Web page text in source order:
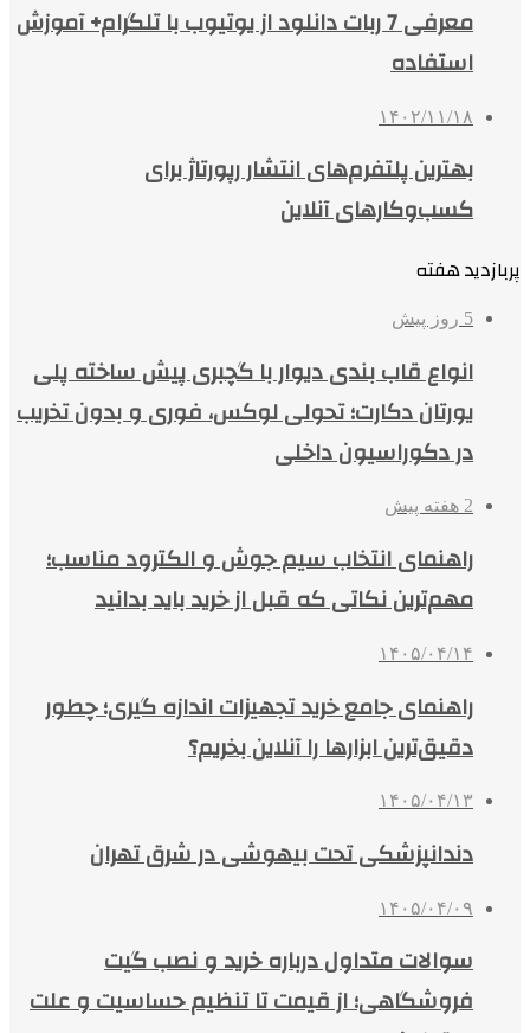
معرفی 7 ربات دانلود از یوتیوب با تلگرام+ آموزش
استفاده
۱۴۰۲/۱۱/۱۸
بهترین پلتفرم‌های انتشار رپورتاژ برای
کسب‌وکارهای آنلاین
پربازدید هفته
5 روز پیش
انواع قاب بندی دیوار با گچبری پیش ساخته پلی
یورتان دکارت؛ تحولی لوکس، فوری و بدون تخریب
در دکوراسیون داخلی
2 هفته پیش
راهنمای انتخاب سیم جوش و الکترود مناسب؛
مهم‌ترین نکاتی که قبل از خرید باید بدانید
۱۴۰۵/۰۴/۱۴
راهنمای جامع خرید تجهیزات اندازه گیری؛ چطور
دقیق‌ترین ابزارها را آنلاین بخریم؟
۱۴۰۵/۰۴/۱۳
دندانپزشکی تحت بیهوشی در شرق تهران
۱۴۰۵/۰۴/۰۹
سوالات متداول درباره خرید و نصب گیت
فروشگاهی؛ از قیمت تا تنظیم حساسیت و علت